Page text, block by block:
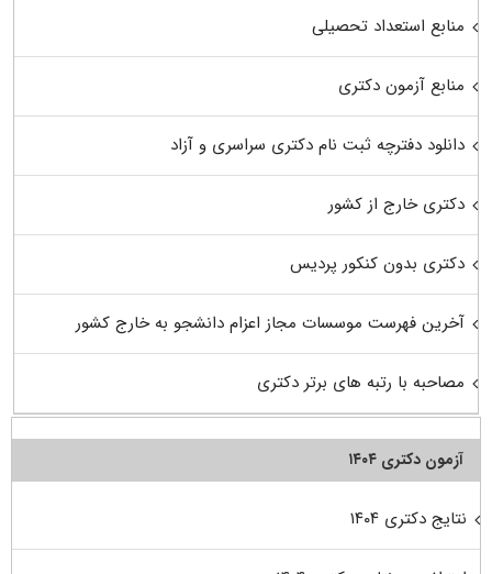
منابع استعداد تحصیلی
منابع آزمون دکتری
دانلود دفترچه ثبت نام دکتری سراسری و آزاد
دکتری خارج از کشور
دکتری بدون کنکور پردیس
آخرین فهرست موسسات مجاز اعزام دانشجو به خارج کشور
مصاحبه با رتبه های برتر دکتری
آزمون دکتری ۱۴۰۴
نتایج دکتری ۱۴۰۴